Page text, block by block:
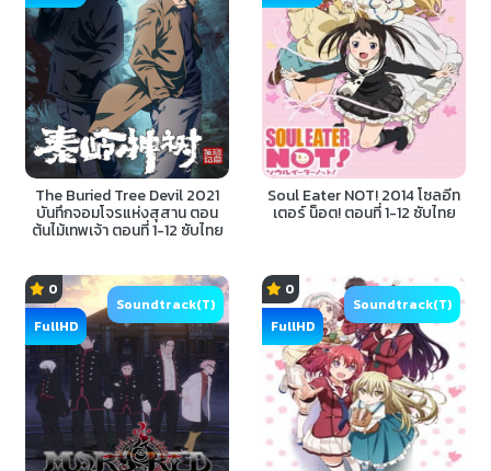
The Buried Tree Devil 2021
บันทึกจอมโจรแห่งสุสาน ตอน
ต้นไม้เทพเจ้า ตอนที่ 1-12 ซับไทย
Soul Eater NOT! 2014 โซลอีท
เตอร์ น็อต! ตอนที่ 1-12 ซับไทย
0
FullHD
Soundtrack(T)
0
FullHD
Soundtrack(T)